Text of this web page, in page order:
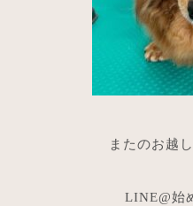
またのお越
LINE@始